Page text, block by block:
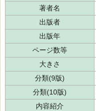
著者名
出版者
出版年
ページ数等
大きさ
分類(9版)
分類(10版)
内容紹介